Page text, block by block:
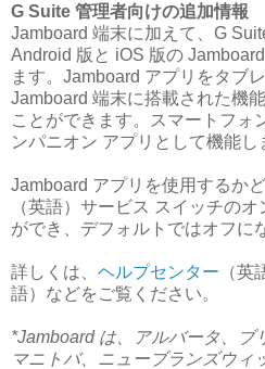
G Suite 管理者向けの追加情報
Jamboard 端末に加えて、G
Android 版と iOS 版の
ます。Jamboard アプリをタブ
Jamboard 端末に搭載された機
ことができます。スマートフォ
ンパニオン アプリとして機能し
Jamboard アプリを使用するか
（英語）サービス スイッチの
ができ、デフォルトではオフに
詳しくは、 ヘルプセンター （英
語）などをご覧ください。
*Jamboard は、アルバータ、ブ
マニトバ、ニューブランズウィ